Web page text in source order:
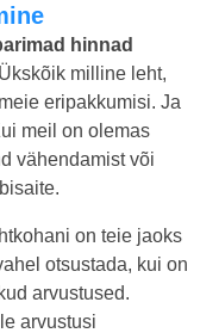
hinnad
milline leht,
eripakkumisi. Ja
meil on olemas
vähendamist või
on teie jaoks
otsustada, kui on
arvustused.
arvustusi